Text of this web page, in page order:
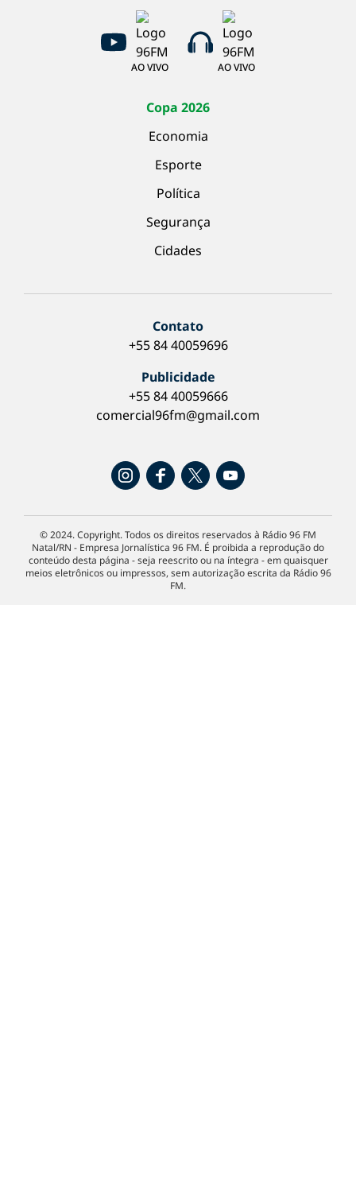
AO VIVO AO VIVO
Copa 2026
Economia
Esporte
Política
Segurança
Cidades
Contato
+55 84 40059696
Publicidade
+55 84 40059666
comercial96fm@gmail.com
© 2024. Copyright. Todos os direitos reservados à Rádio 96 FM
Natal/RN - Empresa Jornalística 96 FM. É proibida a reprodução do
conteúdo desta página - seja reescrito ou na íntegra - em quaisquer
meios eletrônicos ou impressos, sem autorização escrita da Rádio 96
FM.